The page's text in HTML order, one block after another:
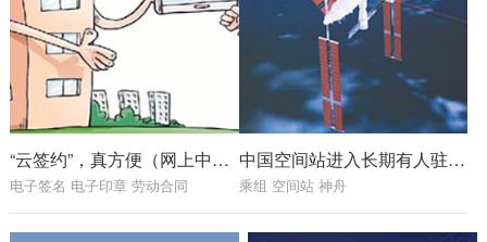
“云签约”，真方便（网上中国）
电子签名 电子印章 劳动合同
中国空间站进入长期有人驻留模式
乘组 空间站 神舟